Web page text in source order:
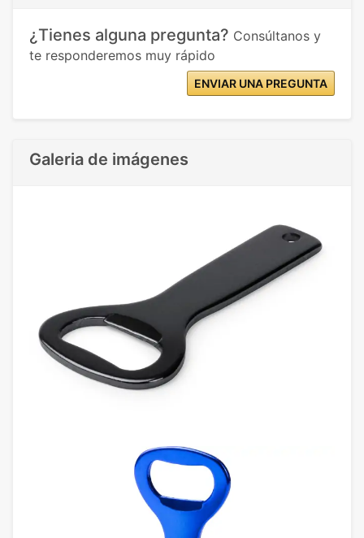
¿Tienes alguna pregunta? Consúltanos y
te responderemos muy rápido
ENVIAR UNA PREGUNTA
Galeria de imágenes